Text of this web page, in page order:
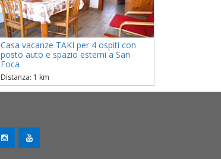
Casa vacanze TAKI per 4 ospiti con
posto auto e spazio esterni a San
Foca
Distanza: 1 km